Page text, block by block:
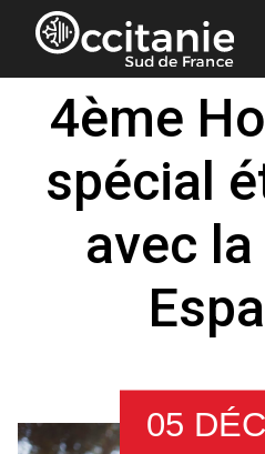
Panneau de gestion des
4ème
spécial
avec
05